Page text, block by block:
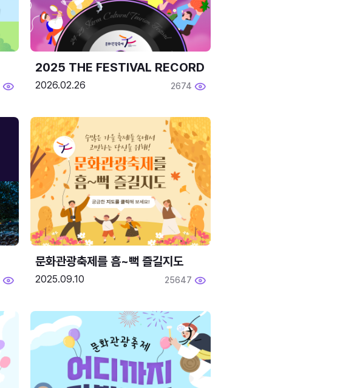
2025 THE FESTIVAL RECORD
2026.02.26 2674
문화관광축제를 흠~뻑 즐길지도
2025.09.10 25647